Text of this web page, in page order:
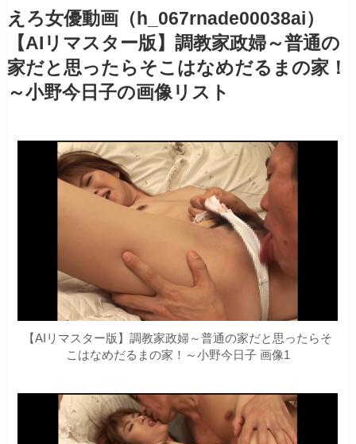
えろ女優動画（h_067rnade00038ai）
【AIリマスター版】調教家政婦～普通の
家だと思ったらそこはなめだるまの家！
～小野今日子の画像リスト
【AIリマスター版】調教家政婦～普通の家だと思ったらそ
こはなめだるまの家！～小野今日子 画像1